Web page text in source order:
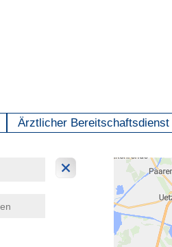
Ärztlicher Bereitschaftsdienst